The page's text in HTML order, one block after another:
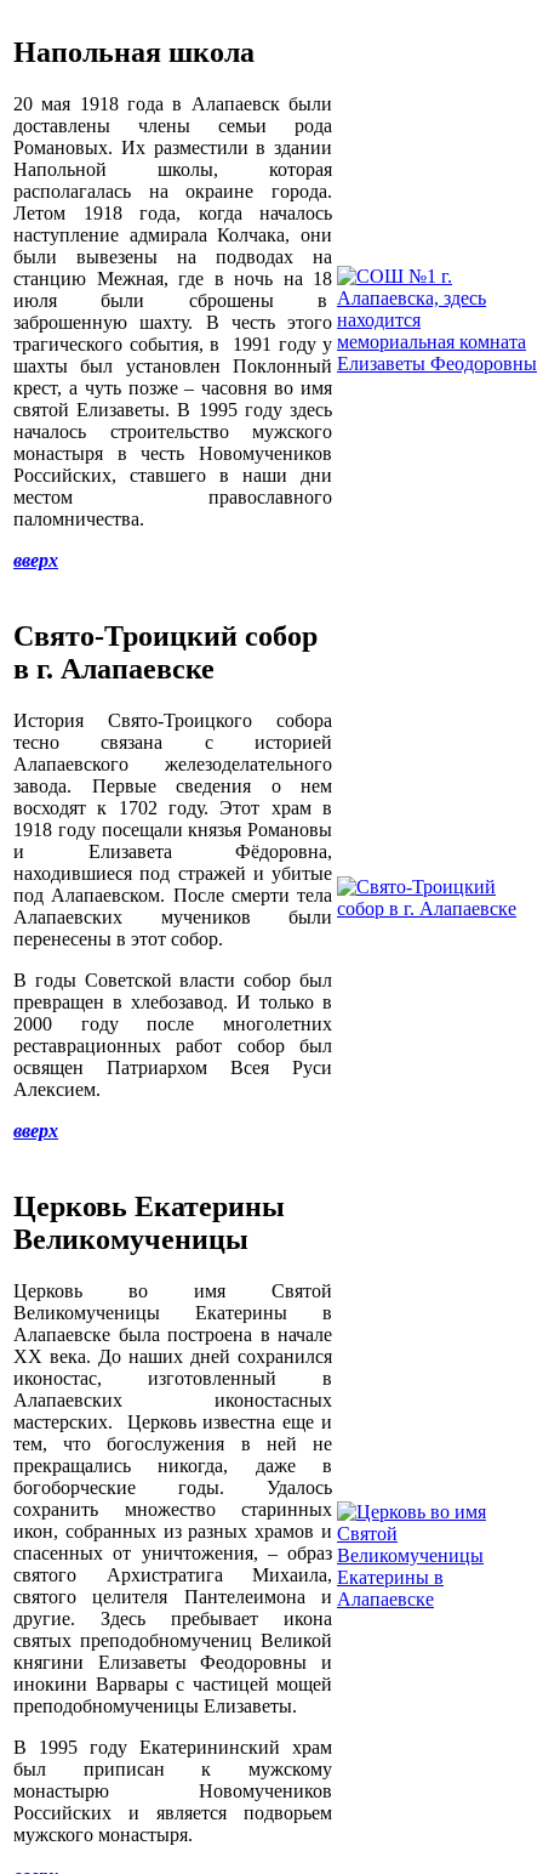
Напольная школа
20 мая 1918 года в Алапаевск были
доставлены члены семьи рода
Романовых. Их разместили в здании
Напольной школы, которая
располагалась на окраине города.
Летом 1918 года, когда началось
наступление адмирала Колчака, они
были вывезены на подводах на
станцию Межная, где в ночь на 18
июля были сброшены в
заброшенную шахту. В честь этого
трагического события, в 1991 году у
шахты был установлен Поклонный
крест, а чуть позже – часовня во имя
святой Елизаветы. В 1995 году здесь
началось строительство мужского
монастыря в честь Новомучеников
Российских, ставшего в наши дни
местом православного
паломничества.
вверх
Свято-Троицкий собор
в г. Алапаевске
История Свято-Троицкого собора
тесно связана с историей
Алапаевского железоделательного
завода. Первые сведения о нем
восходят к 1702 году. Этот храм в
1918 году посещали князья Романовы
и Елизавета Фёдоровна,
находившиеся под стражей и убитые
под Алапаевском. После смерти тела
Алапаевских мучеников были
перенесены в этот собор.
В годы Советской власти собор был
превращен в хлебозавод. И только в
2000 году после многолетних
реставрационных работ собор был
освящен Патриархом Всея Руси
Алексием.
вверх
Церковь Екатерины
Великомученицы
Церковь во имя Святой
Великомученицы Екатерины в
Алапаевске была построена в начале
XX века. До наших дней сохранился
иконостас, изготовленный в
Алапаевских иконостасных
мастерских. Церковь известна еще и
тем, что богослужения в ней не
прекращались никогда, даже в
богоборческие годы. Удалось
сохранить множество старинных
икон, собранных из разных храмов и
спасенных от уничтожения, – образ
святого Архистратига Михаила,
святого целителя Пантелеимона и
другие. Здесь пребывает икона
святых преподобномучениц Великой
княгини Елизаветы Феодоровны и
инокини Варвары с частицей мощей
преподобномученицы Елизаветы.
В 1995 году Екатерининский храм
был приписан к мужскому
монастырю Новомучеников
Российских и является подворьем
мужского монастыря.